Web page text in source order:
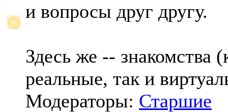
и вопросы друг другу.
Здесь же -- знакомства
реальные, так и
Модераторы: Старшие